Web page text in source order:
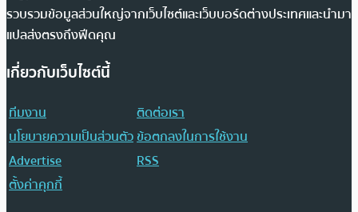
รวบรวมข้อมูลส่วนใหญ่จากเว็บไซต์และเว็บบอร์ดต่างประเทศและนำมา
แปลส่งตรงถึงฟีดคุณ
เกี่ยวกับเว็บไซต์นี้
ทีมงาน
ติดต่อเรา
นโยบายความเป็นส่วนตัวข้อตกลงในการใช้งาน
Advertise
RSS
ตั้งค่าคุกกี้